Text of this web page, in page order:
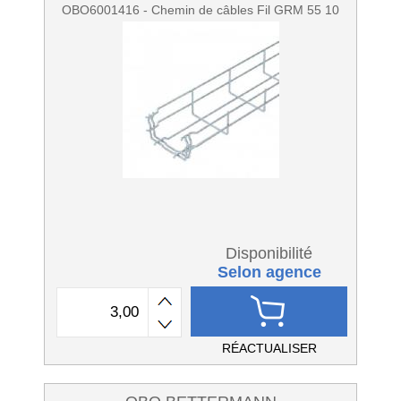
OBO6001416 - Chemin de câbles Fil GRM 55 10
Disponibilité
Selon agence
RÉACTUALISER